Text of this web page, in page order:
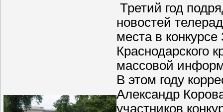
Третий год
новостей
места в
Краснодарского
массовой
В этом году
Александр
участников